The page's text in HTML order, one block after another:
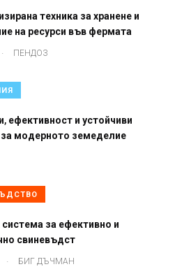
техника за хранене и
на ресурси във фермата
. ПЕНДОЗ
ефективност и устойчиви
модерното земеделие
за ефективно и
свиневъдст
. БИГ ДЪЧМАН